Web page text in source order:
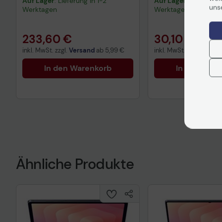
Werktagen
233,60 €
inkl. MwSt. zzgl. Versand ab 5,99 €
In den Warenkorb
Werktagen
30,10 €
inkl. MwSt. zzgl.
In den
Technisches
Ähnliche Produkte